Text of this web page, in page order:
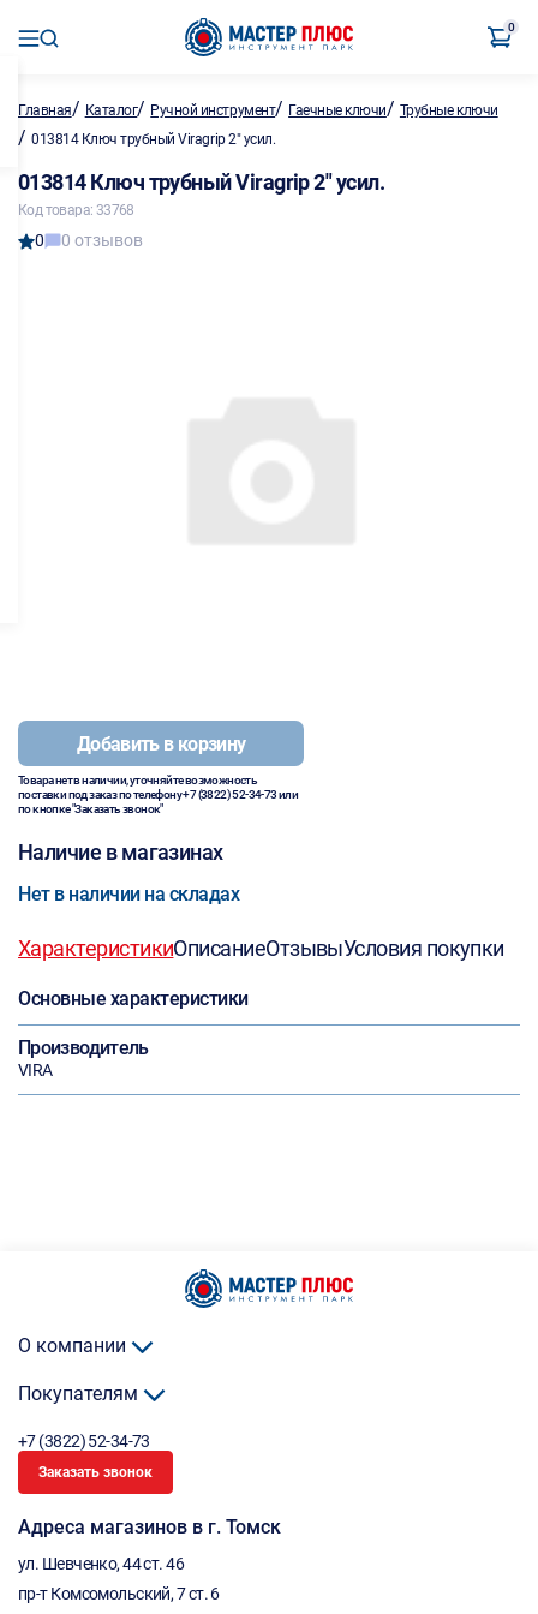
0
Главная/ Каталог/ Ручной инструмент/ Гаечные ключи/ Трубные ключи
/ 013814 Ключ трубный Viragrip 2" усил.
013814 Ключ трубный Viragrip 2" усил.
Код товара: 33768
0 0 отзывов
Добавить в корзину
Товара нет в наличии, уточняйте возможность
поставки под заказ по телефону+7 (3822) 52-34-73или
по кнопке "Заказать звонок"
Наличие в магазинах
Нет в наличии на складах
ХарактеристикиОписаниеОтзывыУсловия покупки
Основные характеристики
Производитель
VIRA
О компании
Покупателям
+7 (3822) 52-34-73
Заказать звонок
Адреса магазинов в г. Томск
ул. Шевченко, 44 ст. 46
пр-т Комсомольский, 7 ст. 6